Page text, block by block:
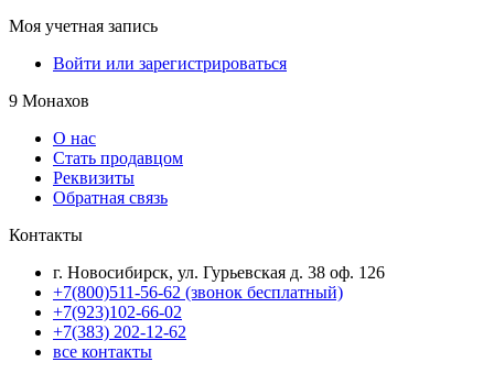
Моя учетная запись
Войти или зарегистрироваться
9 Монахов
О нас
Стать продавцом
Реквизиты
Обратная связь
Контакты
г. Новосибирск, ул. Гурьевская д. 38 оф. 126
+7(800)511-56-62 (звонок бесплатный)
+7(923)102-66-02
+7(383) 202-12-62
все контакты